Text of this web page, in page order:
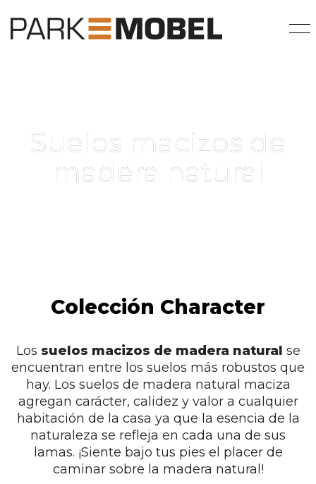
Suelos macizos de
madera natural
Colección Character
Los suelos macizos de madera natural se
encuentran entre los suelos más robustos que
hay. Los suelos de madera natural maciza
agregan carácter, calidez y valor a cualquier
habitación de la casa ya que la esencia de la
naturaleza se refleja en cada una de sus
lamas. ¡Siente bajo tus pies el placer de
caminar sobre la madera natural!